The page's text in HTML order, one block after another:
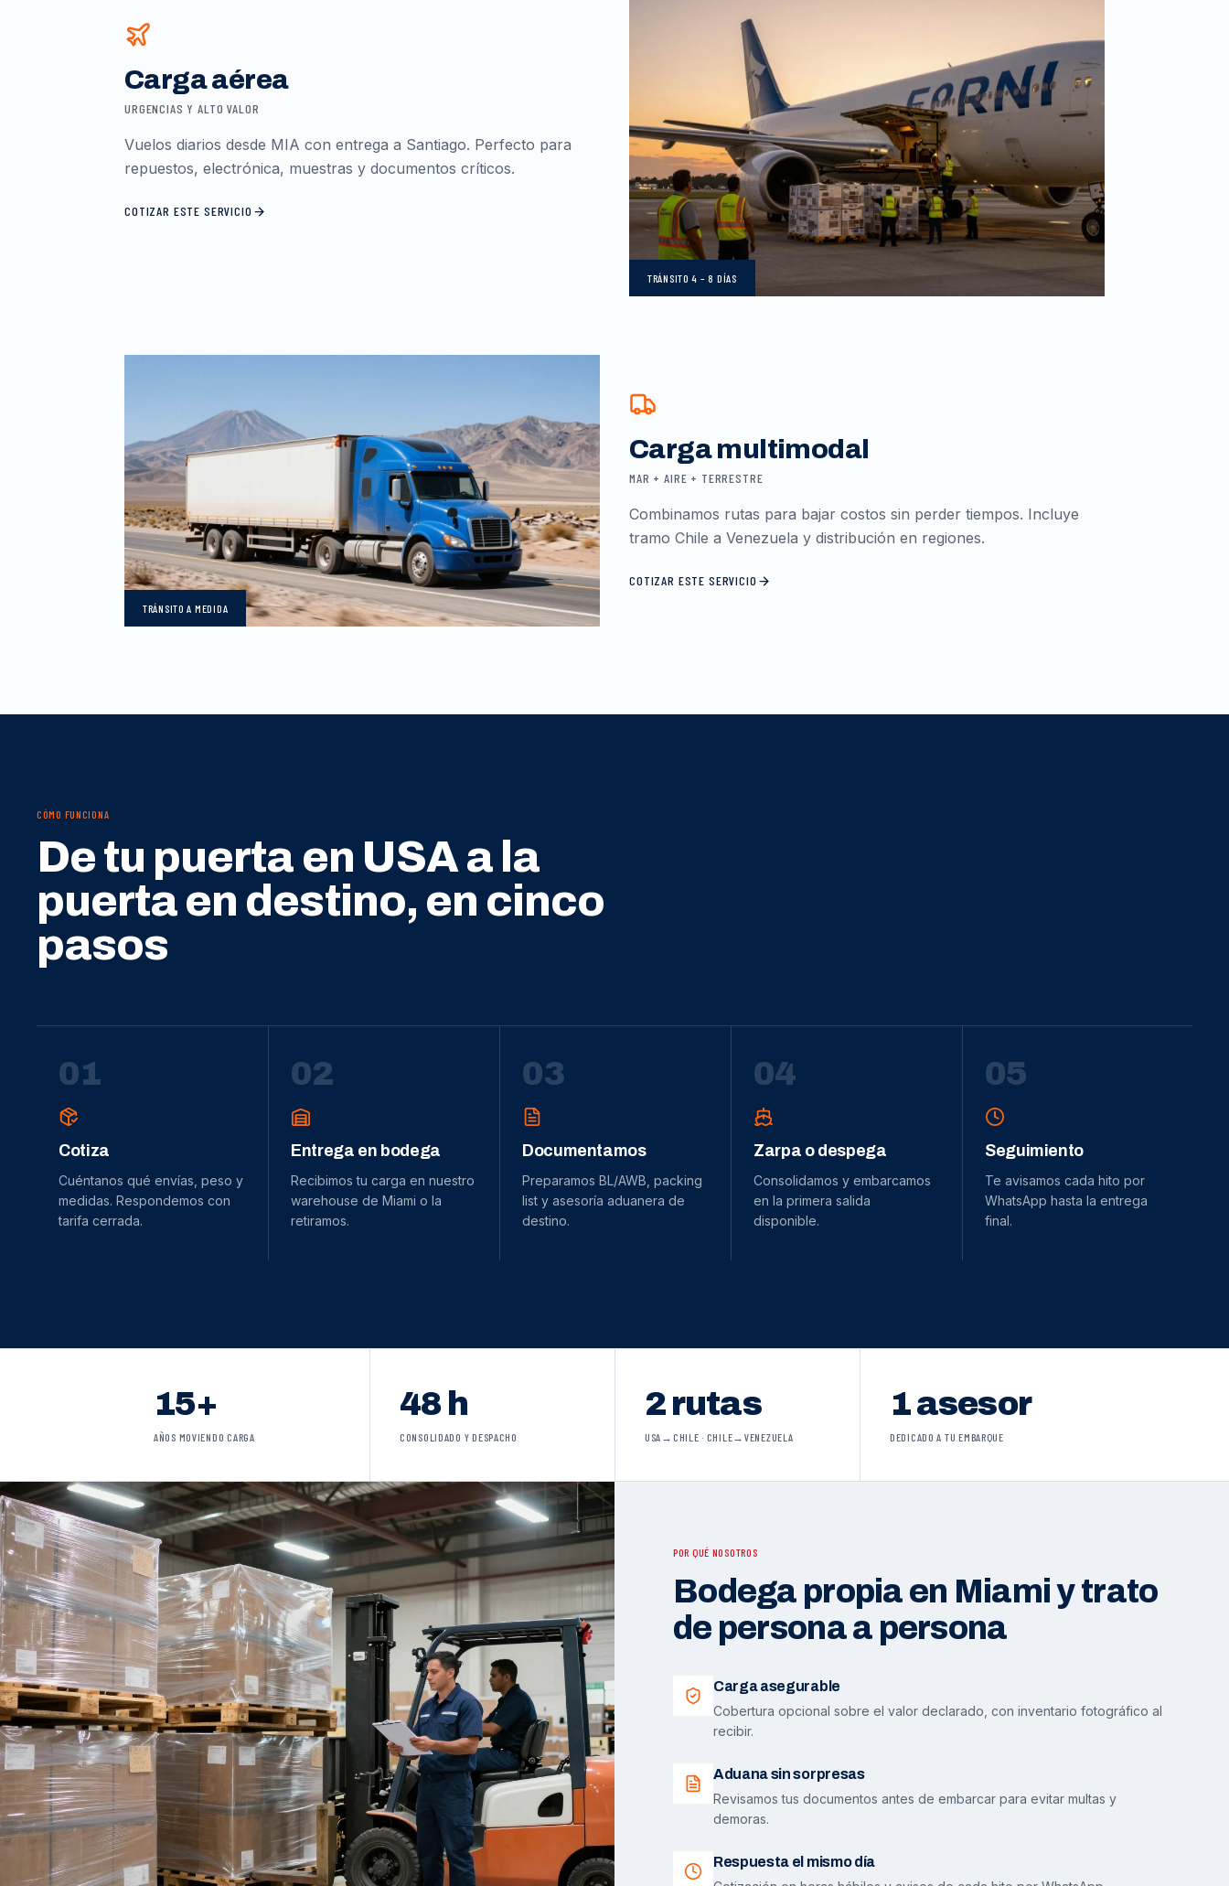
TRÁNSITO4 – 8 DÍAS
Carga aérea
URGENCIAS Y ALTO VALOR
Vuelos diarios desde MIA con entrega a Santiago. Perfecto para
repuestos, electrónica, muestras y documentos críticos.
COTIZAR ESTE SERVICIO
TRÁNSITOA MEDIDA
Carga multimodal
MAR + AIRE + TERRESTRE
Combinamos rutas para bajar costos sin perder tiempos. Incluye
tramo Chile a Venezuela y distribución en regiones.
COTIZAR ESTE SERVICIO
CÓMO FUNCIONA
De tu puerta en USA a la
puerta en destino, en cinco
pasos
01
Cotiza
Cuéntanos qué envías, peso y
medidas. Respondemos con
tarifa cerrada.
02
Entrega en bodega
Recibimos tu carga en nuestro
warehouse de Miami o la
retiramos.
03
Documentamos
Preparamos BL/AWB, packing
list y asesoría aduanera de
destino.
04
Zarpa o despega
Consolidamos y embarcamos
en la primera salida
disponible.
05
Seguimiento
Te avisamos cada hito por
WhatsApp hasta la entrega
final.
15+
AÑOS MOVIENDO CARGA
48 h
CONSOLIDADO Y DESPACHO
2 rutas
USA→CHILE · CHILE→VENEZUELA
1 asesor
DEDICADO A TU EMBARQUE
POR QUÉ NOSOTROS
Bodega propia en Miami y trato
de persona a persona
Carga asegurable
Cobertura opcional sobre el valor declarado, con inventario fotográfico al
recibir.
Aduana sin sorpresas
Revisamos tus documentos antes de embarcar para evitar multas y
demoras.
Respuesta el mismo día